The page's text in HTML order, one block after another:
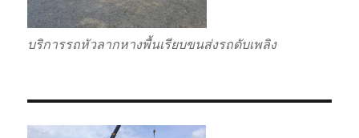
บริการรถหัวลากหางพื้นเรียบขนส่งรถดับเพลิง